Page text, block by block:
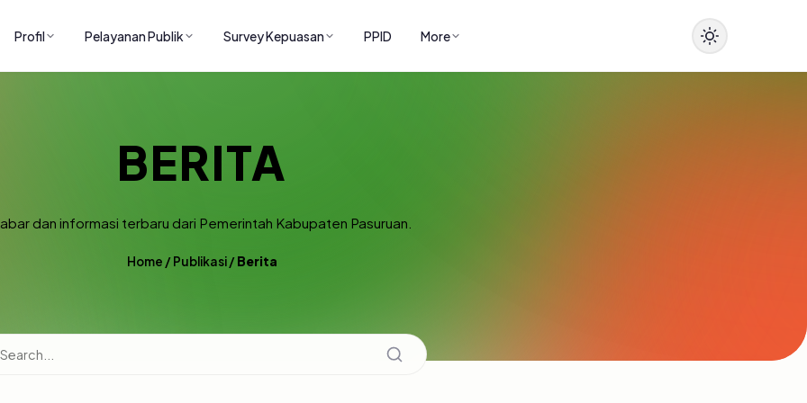
Profil Pelayanan Publik Survey Kepuasan PPID More
BERITA
dan informasi terbaru dari Pemerintah Kabupaten Pasuruan.
Home /Publikasi/Berita